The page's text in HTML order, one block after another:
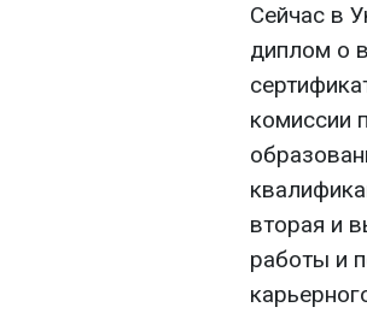
Сейчас в
диплом о
комиссии
вторая и
работы и